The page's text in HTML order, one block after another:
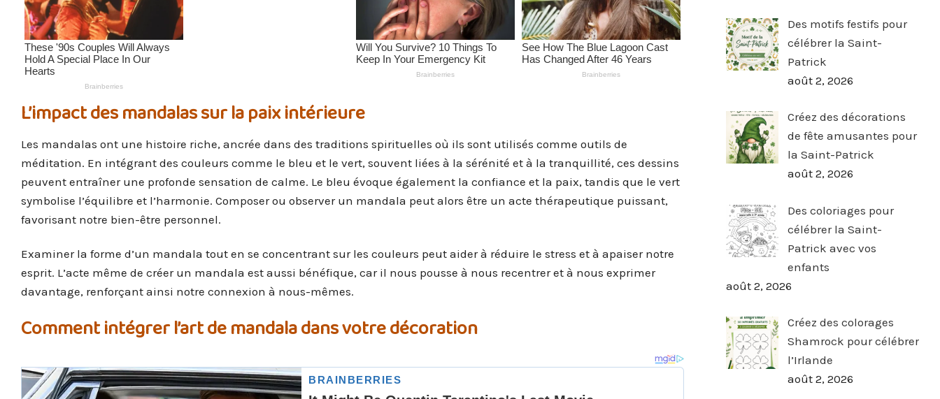
L’impact des mandalas sur la paix intérieure
Les mandalas ont une histoire riche, ancrée dans des traditions spirituelles où ils sont utilisés comme outils de
méditation. En intégrant des couleurs comme le bleu et le vert, souvent liées à la sérénité et à la tranquillité, ces dessins
peuvent entraîner une profonde sensation de calme. Le bleu évoque également la confiance et la paix, tandis que le vert
symbolise l’équilibre et l’harmonie. Composer ou observer un mandala peut alors être un acte thérapeutique puissant,
favorisant notre bien-être personnel.
Examiner la forme d’un mandala tout en se concentrant sur les couleurs peut aider à réduire le stress et à apaiser notre
esprit. L’acte même de créer un mandala est aussi bénéfique, car il nous pousse à nous recentrer et à nous exprimer
davantage, renforçant ainsi notre connexion à nous-mêmes.
Comment intégrer l’art de mandala dans votre décoration
Des motifs festifs pour
célébrer la Saint-
Patrick
août 2, 2026
Créez des décorations
de fête amusantes pour
la Saint-Patrick
août 2, 2026
Des coloriages pour
célébrer la Saint-
Patrick avec vos
enfants
août 2, 2026
Créez des colorages
Shamrock pour célébrer
l’Irlande
août 2, 2026